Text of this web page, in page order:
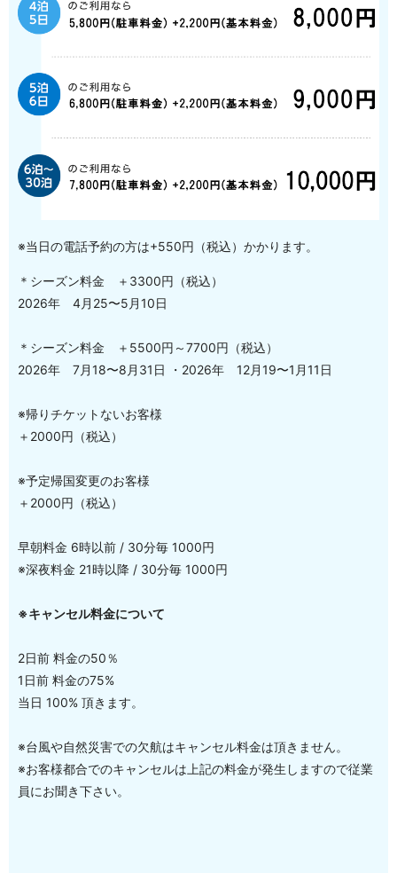
※当日の電話予約の方は+550円（税込）かかります。
＊シーズン料金 ＋3300円（税込）
2026年 4月25〜5月10日
＊シーズン料金 ＋5500円～7700円（税込）
2026年 7月18〜8月31日 ・2026年 12月19〜1月11日
※帰りチケットないお客様
＋2000円（税込）
※予定帰国変更のお客様
＋2000円（税込）
早朝料金 6時以前 / 30分毎 1000円
※深夜料金 21時以降 / 30分毎 1000円
※キャンセル料金について
2日前 料金の50％
1日前 料金の75%
当日 100% 頂きます。
※台風や自然災害での欠航はキャンセル料金は頂きません。
※お客様都合でのキャンセルは上記の料金が発生しますので従業
員にお聞き下さい。